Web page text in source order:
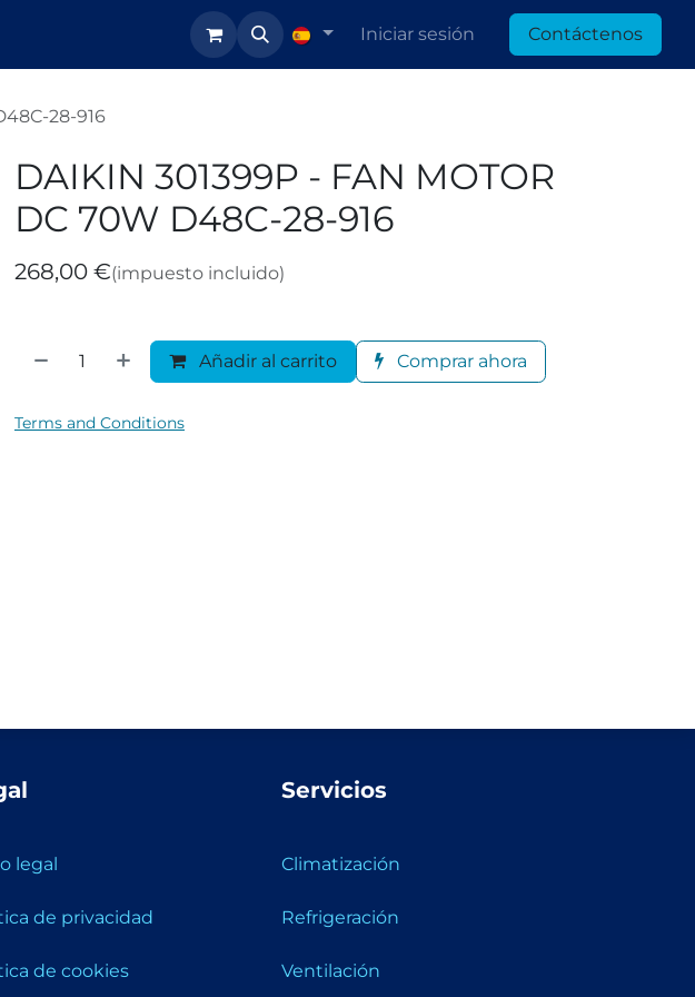
Iniciar sesión Contáctenos
28-916
DAIKIN 301399P - FAN MOTOR
DC 70W D48C-28-916
268,00 €(impuesto incluido)
Añadir al carrito Comprar ahora
Terms and Conditions
legal
de privacidad
de cookies
Servicios
Climatización
Refrigeración
Ventilación